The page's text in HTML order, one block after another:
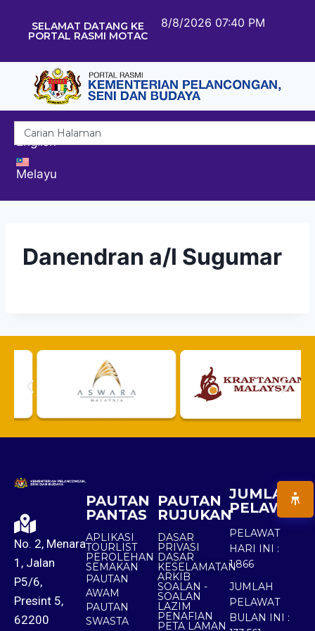
SELAMAT DATANG KE
PORTAL RASMI MOTAC
8/8/2026 07:40 PM
English
Melayu
Danendran a/l Sugumar
No. 2, Menara
1, Jalan
P5/6,
Presint 5,
62200
PAUTAN
PANTAS
APLIKASI
TOURLIST
PEROLEHAN
SEMAKAN
PAUTAN
AWAM
PAUTAN
SWASTA
PAUTAN
RUJUKAN
DASAR
PRIVASI
DASAR
KESELAMATAN
ARKIB
SOALAN -
SOALAN
LAZIM
PENAFIAN
PETA LAMAN
JUMLAH
PELAWAT
PELAWAT
HARI INI :
1,866
JUMLAH
PELAWAT
BULAN INI :